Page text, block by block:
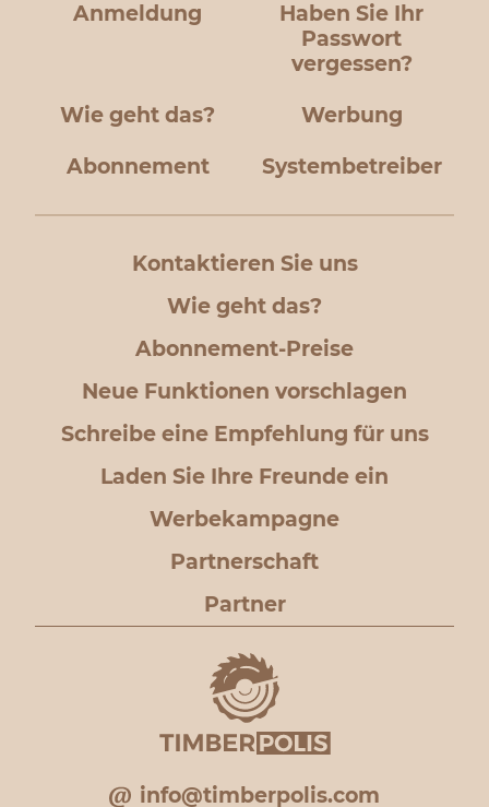
Anmeldung
Haben Sie Ihr
Passwort
vergessen?
Wie geht das? Werbung
Abonnement Systembetreiber
Kontaktieren Sie uns
Wie geht das?
Abonnement-Preise
Neue Funktionen vorschlagen
Schreibe eine Empfehlung für uns
Laden Sie Ihre Freunde ein
Werbekampagne
Partnerschaft
Partner
info@timberpolis.com